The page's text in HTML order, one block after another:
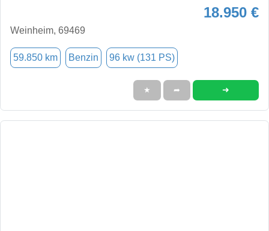
18.950 €
Weinheim, 69469
59.850 km Benzin 96 kw (131 PS)
★ ➦ ➜